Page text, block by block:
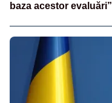
baza acestor evaluări”